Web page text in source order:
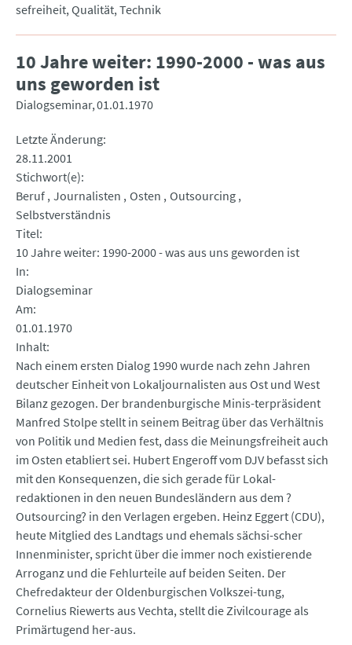
sefreiheit, Qualität, Technik
10 Jahre weiter: 1990-2000 - was aus
uns geworden ist
Dialogseminar 01.01.1970
Letzte Änderung
28.11.2001
Stichwort(e)
Beruf Journalisten Osten Outsourcing
Selbstverständnis
Titel
10 Jahre weiter: 1990-2000 - was aus uns geworden ist
In
Dialogseminar
Am
01.01.1970
Inhalt
Nach einem ersten Dialog 1990 wurde nach zehn Jahren
deutscher Einheit von Lokaljournalisten aus Ost und West
Bilanz gezogen. Der brandenburgische Minis-terpräsident
Manfred Stolpe stellt in seinem Beitrag über das Verhältnis
von Politik und Medien fest, dass die Meinungsfreiheit auch
im Osten etabliert sei. Hubert Engeroff vom DJV befasst sich
mit den Konsequenzen, die sich gerade für Lokal-
redaktionen in den neuen Bundesländern aus dem ?
Outsourcing? in den Verlagen ergeben. Heinz Eggert (CDU),
heute Mitglied des Landtags und ehemals sächsi-scher
Innenminister, spricht über die immer noch existierende
Arroganz und die Fehlurteile auf beiden Seiten. Der
Chefredakteur der Oldenburgischen Volkszei-tung,
Cornelius Riewerts aus Vechta, stellt die Zivilcourage als
Primärtugend her-aus.